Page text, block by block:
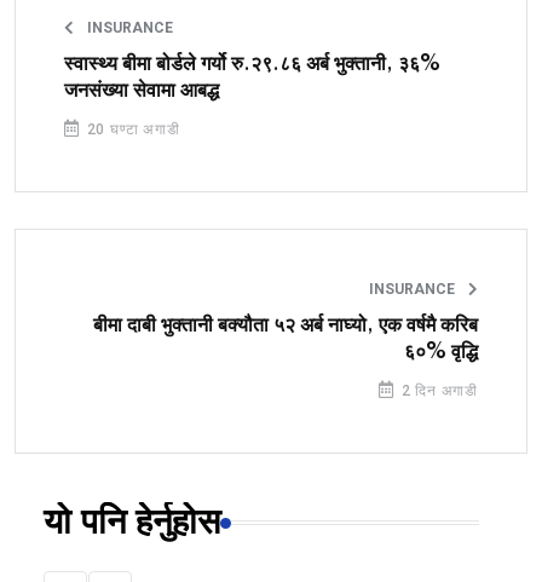
INSURANCE
स्वास्थ्य बीमा बोर्डले गर्यो रु.२९.८६ अर्ब भुक्तानी, ३६%
जनसंख्या सेवामा आबद्ध
20 घण्टा अगाडी
INSURANCE
बीमा दाबी भुक्तानी बक्यौता ५२ अर्ब नाघ्यो, एक वर्षमै करिब
६०% वृद्धि
2 दिन अगाडी
यो पनि हेर्नुहोस